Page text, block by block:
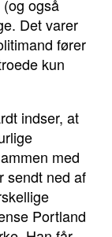
også
Det varer
fører
kun
indser, at
med
sendt ned af
Portland